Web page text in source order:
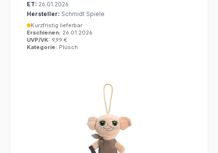
ET: 26.01.2026
Hersteller: Schmidt Spiele
Kurzfristig lieferbar
Erschienen: 26.01.2026
UVP/VK: 9,99 €
Kategorie: Plüsch